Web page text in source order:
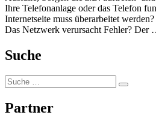
Ihre Telefonanlage oder das Telefon
Internetseite muss überarbeitet
Das Netzwerk verursacht Fehler? Der
Suche
Tape
Berlin:
Suche
Partner